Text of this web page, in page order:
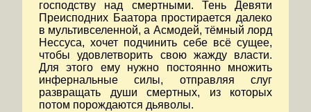
господству над смертными. Тень Девяти
Преисподних Баатора простирается далеко
в мультивселенной, а Асмодей, тёмный лорд
Нессуса, хочет подчинить себе всё сущее,
чтобы удовлетворить свою жажду власти.
Для этого ему нужно постоянно множить
инфернальные силы, отправляя слуг
развращать души смертных, из которых
потом порождаются дьяволы.